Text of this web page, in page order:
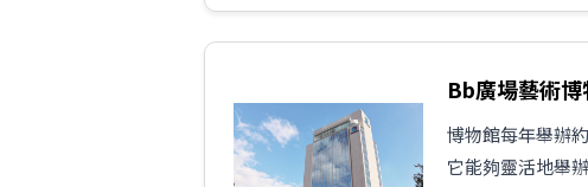
Bb廣場藝術
博物館每年舉辦
它能夠靈活地舉